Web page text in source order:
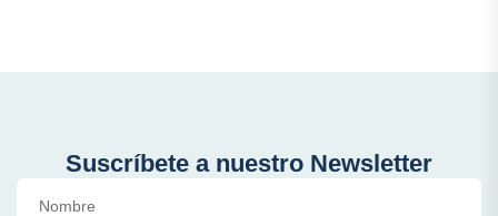
Suscríbete a nuestro Newsletter